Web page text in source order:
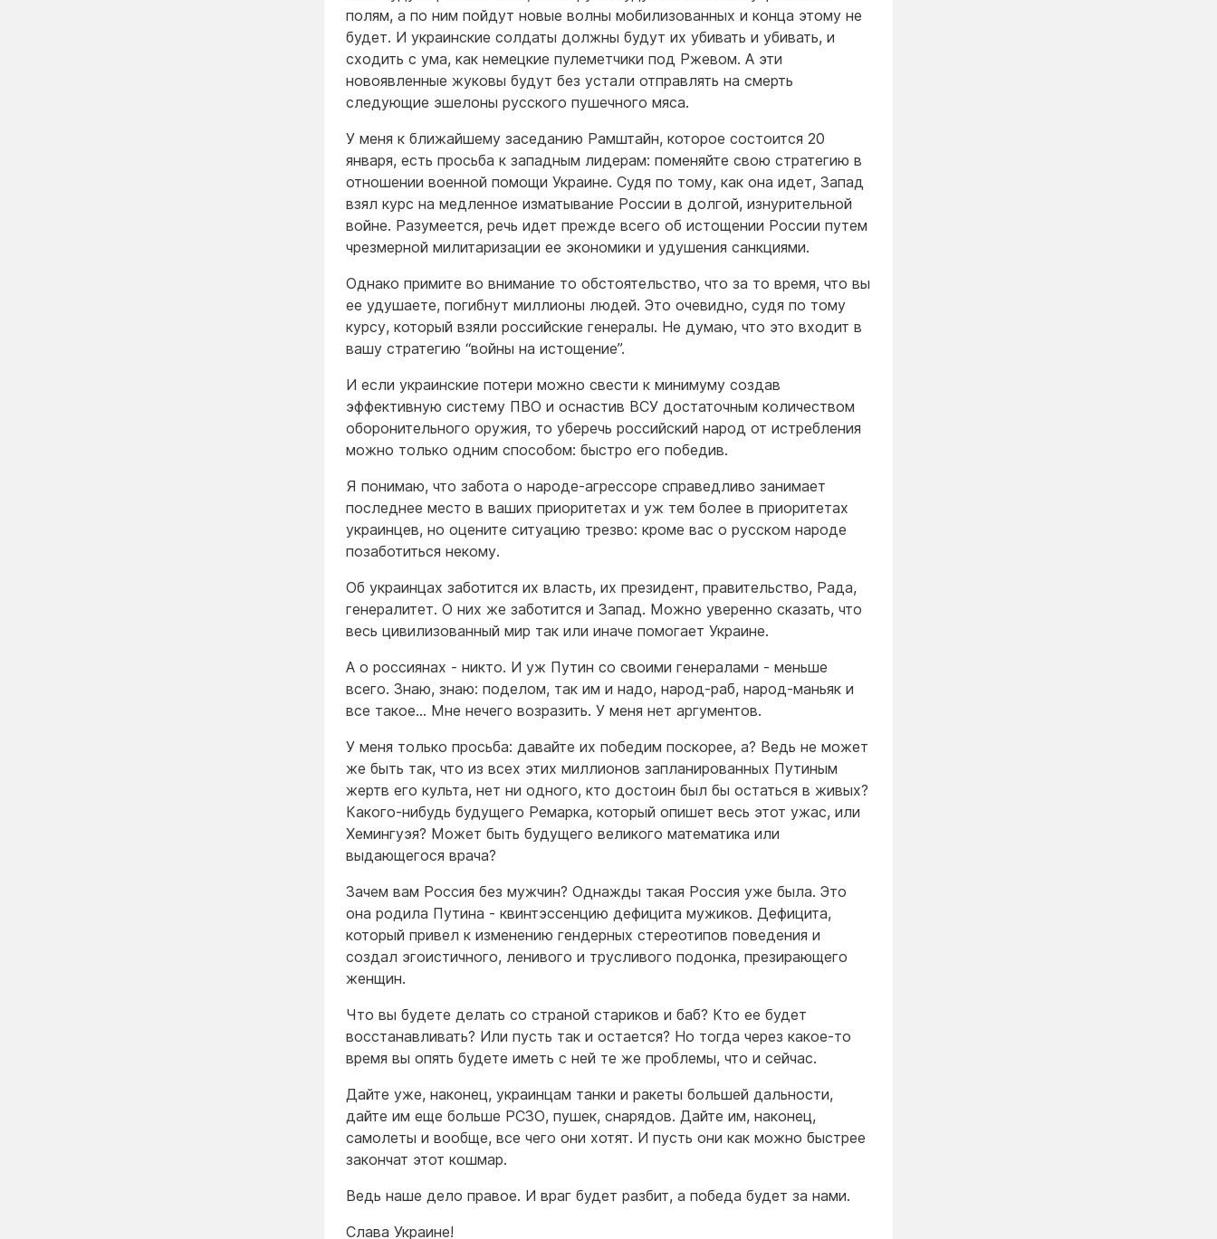
полям, а по ним пойдут новые волны мобилизованных и конца этому не
будет. И украинские солдаты должны будут их убивать и убивать, и
сходить с ума, как немецкие пулеметчики под Ржевом. А эти
новоявленные жуковы будут без устали отправлять на смерть
следующие эшелоны русского пушечного мяса.
У меня к ближайшему заседанию Рамштайн, которое состоится 20
января, есть просьба к западным лидерам: поменяйте свою стратегию в
отношении военной помощи Украине. Судя по тому, как она идет, Запад
взял курс на медленное изматывание России в долгой, изнурительной
войне. Разумеется, речь идет прежде всего об истощении России путем
чрезмерной милитаризации ее экономики и удушения санкциями.
Однако примите во внимание то обстоятельство, что за то время, что вы
ее удушаете, погибнут миллионы людей. Это очевидно, судя по тому
курсу, который взяли российские генералы. Не думаю, что это входит в
вашу стратегию “войны на истощение”.
И если украинские потери можно свести к минимуму создав
эффективную систему ПВО и оснастив ВСУ достаточным количеством
оборонительного оружия, то уберечь российский народ от истребления
можно только одним способом: быстро его победив.
Я понимаю, что забота о народе-агрессоре справедливо занимает
последнее место в ваших приоритетах и уж тем более в приоритетах
украинцев, но оцените ситуацию трезво: кроме вас о русском народе
позаботиться некому.
Об украинцах заботится их власть, их президент, правительство, Рада,
генералитет. О них же заботится и Запад. Можно уверенно сказать, что
весь цивилизованный мир так или иначе помогает Украине.
А о россиянах - никто. И уж Путин со своими генералами - меньше
всего. Знаю, знаю: поделом, так им и надо, народ-раб, народ-маньяк и
все такое… Мне нечего возразить. У меня нет аргументов.
У меня только просьба: давайте их победим поскорее, а? Ведь не может
же быть так, что из всех этих миллионов запланированных Путиным
жертв его культа, нет ни одного, кто достоин был бы остаться в живых?
Какого-нибудь будущего Ремарка, который опишет весь этот ужас, или
Хемингуэя? Может быть будущего великого математика или
выдающегося врача?
Зачем вам Россия без мужчин? Однажды такая Россия уже была. Это
она родила Путина - квинтэссенцию дефицита мужиков. Дефицита,
который привел к изменению гендерных стереотипов поведения и
создал эгоистичного, ленивого и трусливого подонка, презирающего
женщин.
Что вы будете делать со страной стариков и баб? Кто ее будет
восстанавливать? Или пусть так и остается? Но тогда через какое-то
время вы опять будете иметь с ней те же проблемы, что и сейчас.
Дайте уже, наконец, украинцам танки и ракеты большей дальности,
дайте им еще больше РСЗО, пушек, снарядов. Дайте им, наконец,
самолеты и вообще, все чего они хотят. И пусть они как можно быстрее
закончат этот кошмар.
Ведь наше дело правое. И враг будет разбит, а победа будет за нами.
Слава Украине!